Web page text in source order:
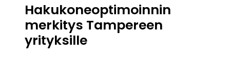
Hakukoneoptimoinnin
merkitys Tampereen
yrityksille